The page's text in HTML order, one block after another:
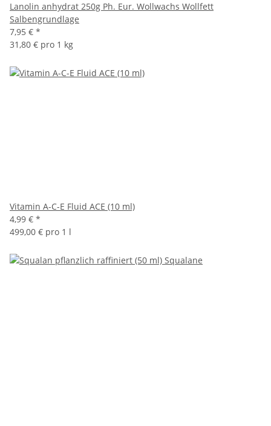
Lanolin anhydrat 250g Ph. Eur. Wollwachs Wollfett
Salbengrundlage
7,95 € *
31,80 € pro 1 kg
Vitamin A-C-E Fluid ACE (10 ml)
4,99 € *
499,00 € pro 1 l